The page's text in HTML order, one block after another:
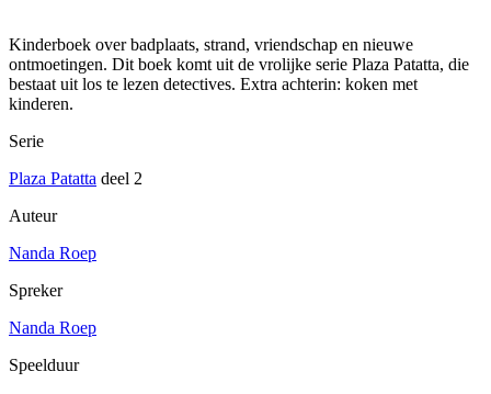
Kinderboek over badplaats, strand, vriendschap en nieuwe
ontmoetingen. Dit boek komt uit de vrolijke serie Plaza Patatta, die
bestaat uit los te lezen detectives. Extra achterin: koken met
kinderen.
Serie
Plaza Patatta deel 2
Auteur
Nanda Roep
Spreker
Nanda Roep
Speelduur